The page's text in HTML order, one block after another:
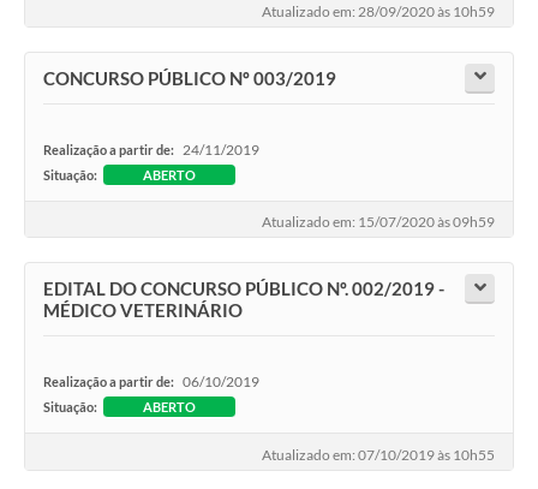
Atualizado em: 28/09/2020 às 10h59
CONCURSO PÚBLICO Nº 003/2019
Realização a partir de: 24/11/2019
Situação: ABERTO
Atualizado em: 15/07/2020 às 09h59
EDITAL DO CONCURSO PÚBLICO Nº. 002/2019 -
MÉDICO VETERINÁRIO
Realização a partir de: 06/10/2019
Situação: ABERTO
Atualizado em: 07/10/2019 às 10h55